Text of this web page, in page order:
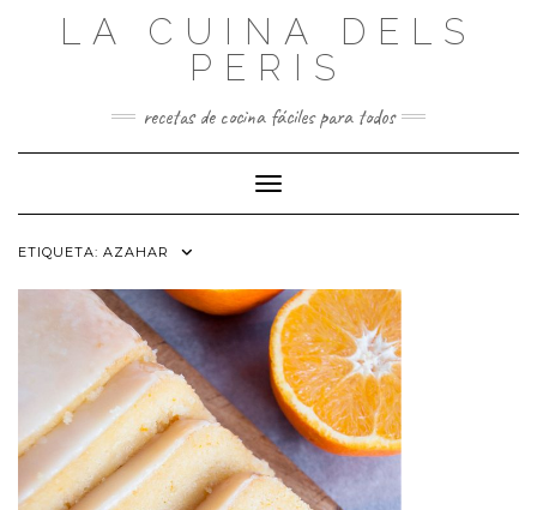
LA CUINA DELS
PERIS
recetas de cocina fáciles para todos
Cambiar modo de navegación
ETIQUETA: AZAHAR